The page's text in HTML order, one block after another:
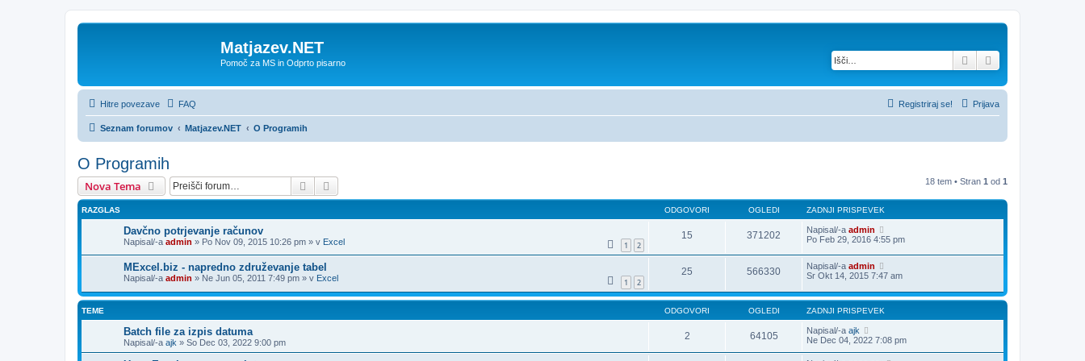
Matjazev.NET
Pomoč za MS in Odprto pisarno Iskanje
Hitre povezave FAQ Prijava
Registriraj se!
Seznam forumov Matjazev.NET O Programih
O Programih
Nova Tema Iskanje 18 tem • Stran 1 od 1
RAZGLAS ODGOVORI OGLEDI ZADNJI PRISPEVEK
Davčno potrjevanje računov
Napisal/-a admin » Po Nov 09, 2015 10:26 pm » v Excel 1 2
15 371202 Napisal/-a admin
Po Feb 29, 2016 4:55 pm
MExcel.biz - napredno združevanje tabel
Napisal/-a admin » Ne Jun 05, 2011 7:49 pm » v Excel 1 2
25 566330 Napisal/-a admin
Sr Okt 14, 2015 7:47 am
TEME ODGOVORI OGLEDI ZADNJI PRISPEVEK
Batch file za izpis datuma
Napisal/-a ajk » So Dec 03, 2022 9:00 pm
2 64105 Napisal/-a ajk
Ne Dec 04, 2022 7:08 pm